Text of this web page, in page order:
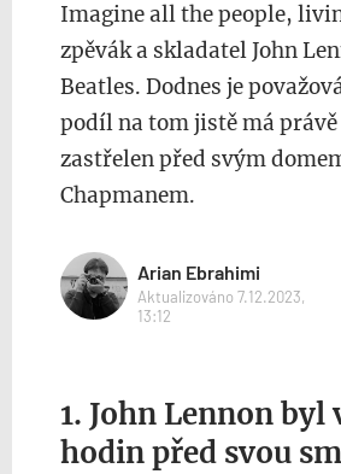
Imagine all the people,
zpěvák a skladatel John
Beatles. Dodnes je
podíl na tom jistě má
zastřelen před svým
Chapmanem.
Arian Ebrahimi
Aktualizováno 7.12.2023,
13:12
1. John Lennon
hodin před svou